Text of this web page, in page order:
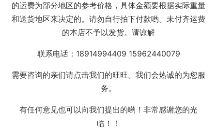
的运费为部分地区的参考价格，具体金额要根据实际重量
和送货地区来决定的。请勿自行拍下付款哟。未付齐运费
的本店不予以发货。请谅解
联系电话：18914994409 15962440079
需要咨询的亲们请点击我们的旺旺。我们会热诚的为您服
务。
有任何意见也可以向我们提出的哟！非常感谢您的光
临！！